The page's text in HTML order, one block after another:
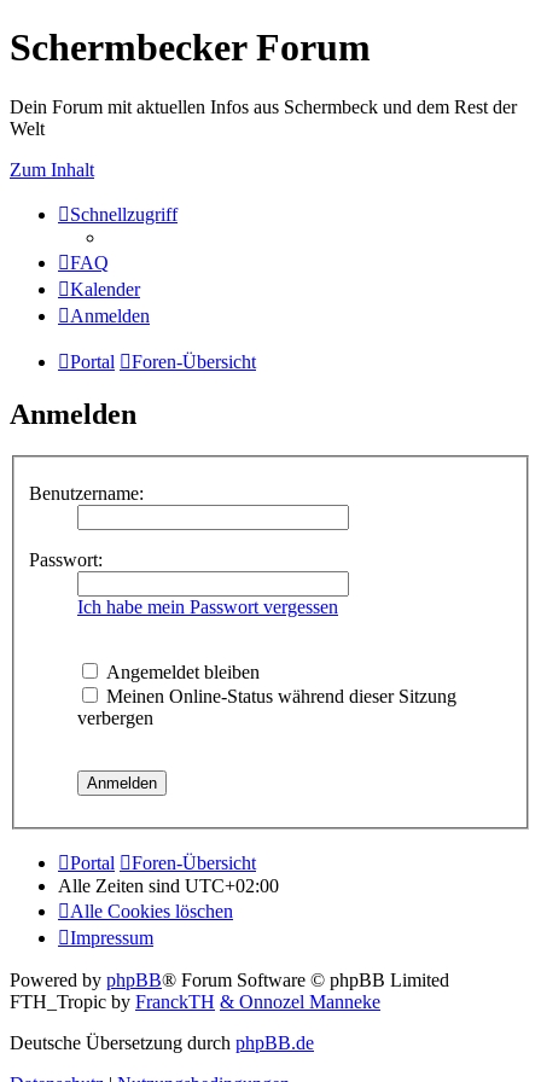
Schermbecker Forum
Dein Forum mit aktuellen Infos aus Schermbeck und dem Rest der
Welt
Zum Inhalt
Schnellzugriff
FAQ
Kalender
Anmelden
Portal Foren-Übersicht
Anmelden
Benutzername:
Passwort:
Ich habe mein Passwort vergessen
Angemeldet bleiben
Meinen Online-Status während dieser Sitzung
verbergen
Portal
Foren-Übersicht
Alle Zeiten sind UTC+02:00
Alle Cookies löschen
Impressum
Powered by phpBB® Forum Software © phpBB Limited
FTH_Tropic by FranckTH & Onnozel Manneke
Deutsche Übersetzung durch phpBB.de